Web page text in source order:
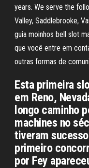
years. We serve the
Valley, Saddlebrooke,
guia moinhos bell slot
que você entre em
outras formas de
Esta primeira
em Reno,
longo caminho
machines no
tiveram
primeiro
por Fey